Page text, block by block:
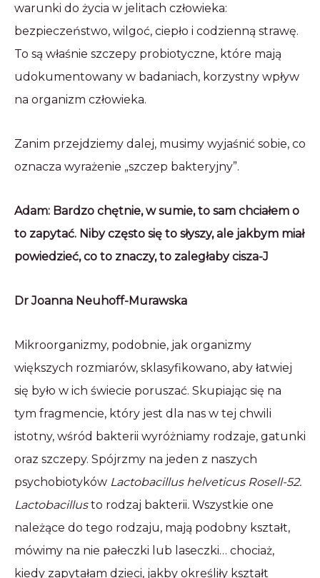
warunki do życia w jelitach człowieka:
bezpieczeństwo, wilgoć, ciepło i codzienną strawę.
To są właśnie szczepy probiotyczne, które mają
udokumentowany w badaniach, korzystny wpływ
na organizm człowieka.
Zanim przejdziemy dalej, musimy wyjaśnić sobie, co
oznacza wyrażenie „szczep bakteryjny”.
Adam: Bardzo chętnie, w sumie, to sam chciałem o
to zapytać. Niby często się to słyszy, ale jakbym miał
powiedzieć, co to znaczy, to zaległaby cisza-J
Dr Joanna Neuhoff-Murawska
Mikroorganizmy, podobnie, jak organizmy
większych rozmiarów, sklasyfikowano, aby łatwiej
się było w ich świecie poruszać. Skupiając się na
tym fragmencie, który jest dla nas w tej chwili
istotny, wśród bakterii wyróżniamy rodzaje, gatunki
oraz szczepy. Spójrzmy na jeden z naszych
psychobiotyków Lactobacillus helveticus Rosell-52.
Lactobacillusto rodzaj bakterii. Wszystkie one
należące do tego rodzaju, mają podobny kształt,
mówimy na nie pałeczki lub laseczki… chociaż,
kiedy zapytałam dzieci, jakby określiły kształt